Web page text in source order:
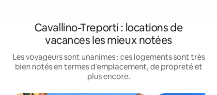
Cavallino-Treporti : locations de
vacances les mieux notées
Les voyageurs sont unanimes : ces logements sont très
bien notés en termes d'emplacement, de propreté et
plus encore.